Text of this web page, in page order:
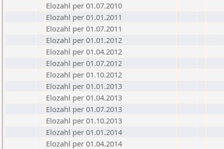
Elozahl per 01.07.2010
Elozahl per 01.01.2011
Elozahl per 01.07.2011
Elozahl per 01.01.2012
Elozahl per 01.04.2012
Elozahl per 01.07.2012
Elozahl per 01.10.2012
Elozahl per 01.01.2013
Elozahl per 01.04.2013
Elozahl per 01.07.2013
Elozahl per 01.10.2013
Elozahl per 01.01.2014
Elozahl per 01.04.2014